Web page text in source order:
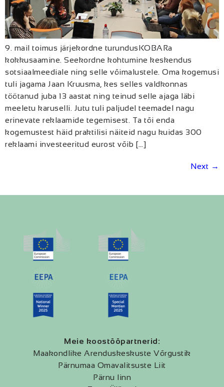
9. mail toimus järjekordne turundusKOBARa
kokkusaamine. Seekordne kohtumine keskendus
sotsiaalmeediale ning selle võimalustele. Oma kogemusi
tuli jagama Jaan Kruusma, kes selles valdkonnas
töötanud juba 13 aastat ning teinud selle ajaga läbi
meeletu karuselli. Jutu tuli paljudel teemadel nagu
erinevate reklaamide tegemisest. Ta tõi enda
kogemustest häid praktilisi näiteid nagu kuidas 300
reklaami investeeritud eurost võib […]
Next →
Meie koostööpartnerid:
Maakondlike Arenduskeskuste Võrgustik
Pärnumaa Omavalitsuste Liit
Pärnu linn